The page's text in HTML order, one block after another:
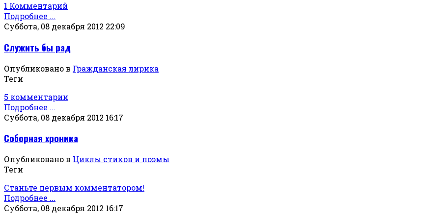
1 Комментарий
Подробнее ...
Суббота, 08 декабря 2012 22:09
Служить бы рад
Опубликовано в Гражданская лирика
Теги
5 комментарии
Подробнее ...
Суббота, 08 декабря 2012 16:17
Соборная хроника
Опубликовано в Циклы стихов и поэмы
Теги
Станьте первым комментатором!
Подробнее ...
Суббота, 08 декабря 2012 16:17